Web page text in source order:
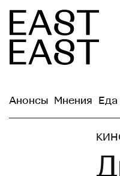
Анонсы Мнения Еда